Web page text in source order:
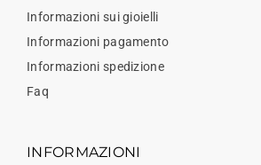
Informazioni sui gioielli
Informazioni pagamento
Informazioni spedizione
Faq
INFORMAZIONI